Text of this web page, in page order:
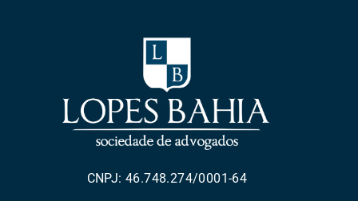
CNPJ: 46.748.274/0001-64